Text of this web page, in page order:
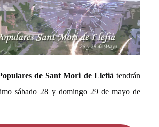
de Sant Mori de Llefià tendrán
sábado 28 y domingo 29 de mayo de